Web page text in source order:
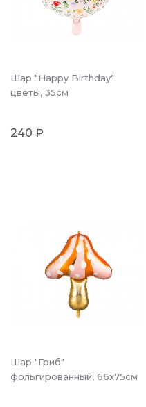
Шар "Happy Birthday"
цветы, 35см
240 ₽
Шар "Гриб"
фольгированный, 66х75см